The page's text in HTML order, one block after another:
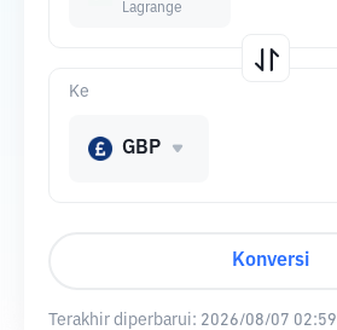
Lagrange
Ke
GBP
Konversi
Terakhir diperbarui: 2026/08/07 02:59